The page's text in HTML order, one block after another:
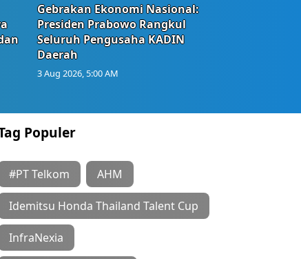
Gebrakan Ekonomi Nasional:
Presiden Prabowo Rangkul
Seluruh Pengusaha KADIN
Daerah
3 Aug 2026, 5:00 AM
Populer
#PT Telkom AHM
Idemitsu Honda Thailand Talent Cup
InfraNexia